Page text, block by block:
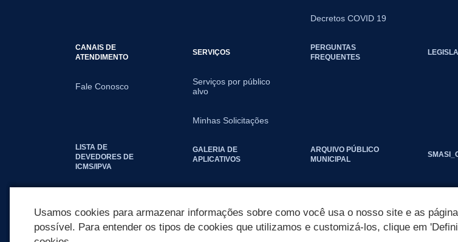
Decretos COVID 19
CANAIS DE
ATENDIMENTO
Fale Conosco
SERVIÇOS
Serviços por público
alvo
Minhas Solicitações
PERGUNTAS
FREQUENTES
LISTA DE
DEVEDORES DE
ICMS/IPVA
GALERIA DE
APLICATIVOS
ARQUIVO PÚBLICO
MUNICIPAL
Usamos cookies para armazenar informações sobre como você usa o nosso site e as
possível. Para entender os tipos de cookies que utilizamos e customizá-los, clique em